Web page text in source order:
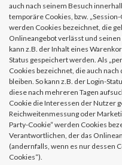
auch nach seinem Besuch
temporäre Cookies, bzw.
werden Cookies bezeichnet, die
Onlineangebot verlässt und
kann z.B. der Inhalt eines
Status gespeichert werden. Als
Cookies bezeichnet, die auch
bleiben. So kann z.B. der Login-
diese nach mehreren Tagen
Cookie die Interessen der Nutzer
Reichweitenmessung oder
Party-Cookie“ werden Cookies
Verantwortlichen, der das
(andernfalls, wenn es nur dessen
Cookies“).